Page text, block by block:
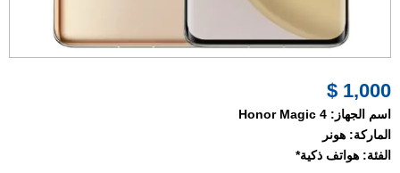
1,000 $
اسم الجهاز: Honor Magic 4
الماركة: هونر
الفئة: هواتف ذكية*